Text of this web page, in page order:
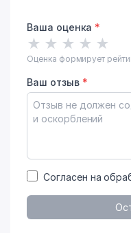
Ваша оценка *
★ ★ ★ ★ ★
Оценка формирует
Ваш отзыв *
Согласен на